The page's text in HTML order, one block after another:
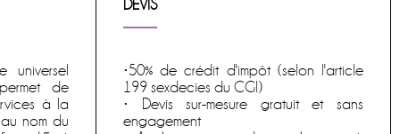
de
à la
nom du
DEVIS
•50% de crédit d'impôt (selon l'article
199 sexdecies du CGI)
• Devis sur-mesure gratuit et sans
engagement